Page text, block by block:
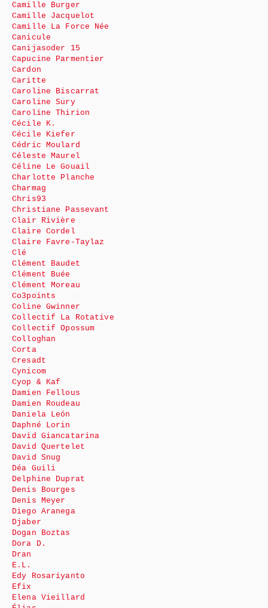
Camille Burger
Camille Jacquelot
Camille La Force Née
Canicule
Canijasoder 15
Capucine Parmentier
Cardon
Caritte
Caroline Biscarrat
Caroline Sury
Caroline Thirion
Cécile K.
Cécile Kiefer
Cédric Moulard
Céleste Maurel
Céline Le Gouail
Charlotte Planche
Charmag
Chris93
Christiane Passevant
Clair Rivière
Claire Cordel
Claire Favre-Taylaz
Clé
Clément Baudet
Clément Buée
Clément Moreau
Co3points
Coline Gwinner
Collectif La Rotative
Collectif Opossum
Colloghan
Corta
Cresadt
Cynicom
Cyop & Kaf
Damien Fellous
Damien Roudeau
Daniela León
Daphné Lorin
David Giancatarina
David Quertelet
David Snug
Déa Guili
Delphine Duprat
Denis Bourges
Denis Meyer
Diego Aranega
Djaber
Dogan Boztas
Dora D.
Dran
E.L.
Edy Rosariyanto
Efix
Elena Vieillard